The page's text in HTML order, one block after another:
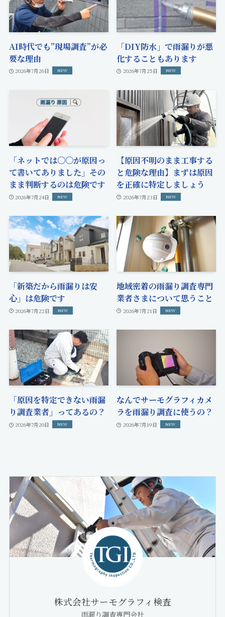
AI時代でも”現場調査”が必
要な理由
2026年7月26日
「DIY防水」で雨漏りが悪
化することもあります
2026年7月25日
「ネットでは〇〇が原因っ
て書いてありました」その
まま判断するのは危険です
2026年7月24日
【原因不明のまま工事する
と危険な理由】まずは原因
を正確に特定しましょう
2026年7月23日
「新築だから雨漏りは安
心」は危険です
2026年7月22日
地域密着の雨漏り調査専門
業者さまについて思うこと
2026年7月21日
「原因を特定できない雨漏
り調査業者」ってあるの？
2026年7月20日
なんでサーモグラフィカメ
ラを雨漏り調査に使うの？
2026年7月19日
株式会社サーモグラフィ検査
雨漏り調査専門会社